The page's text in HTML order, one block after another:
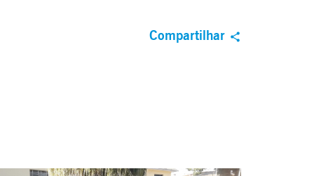
Compartilhar